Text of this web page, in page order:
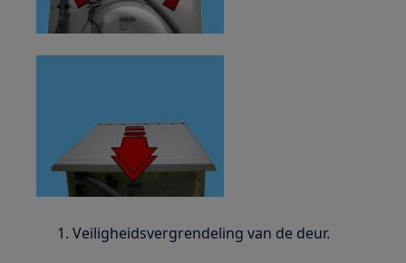
Veiligheidsvergrendeling van de deur.